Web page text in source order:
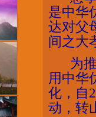
是中华
达对父
间之大
为
用中华
化，自
动，转